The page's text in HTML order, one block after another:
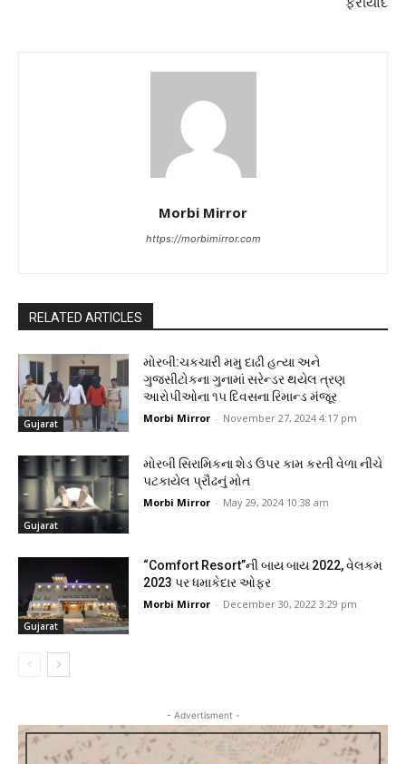
Morbi Mirror
https://morbimirror.com
RELATED ARTICLES
Gujarat
મોરબી:ચકચારી મમુ દાઢી હત્યા અને
ગુજસીટોકના ગુનામાં સરેન્ડર થયેલ ત્રણ
આરોપીઓના ૧૫ દિવસના રિમાન્ડ મંજૂર
Morbi Mirror - November 27, 2024 4:17 pm
Gujarat
મોરબી સિરામિકના શેડ ઉપર કામ કરતી વેળા નીચે
પટકાયેલ પ્રૌઢનું મોત
Morbi Mirror - May 29, 2024 10:38 am
Gujarat
“Comfort Resort”ની બાય બાય 2022, વેલકમ
2023 પર ધમાકેદાર ઓફર
Morbi Mirror - December 30, 2022 3:29 pm
- Advertisment -